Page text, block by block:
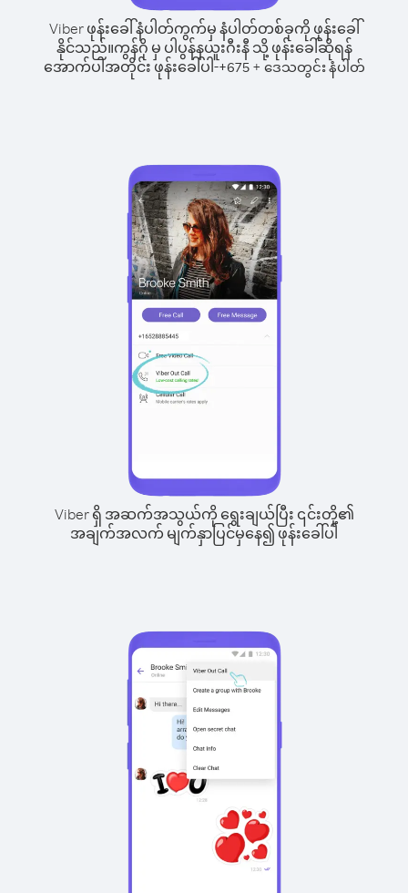
Viber ဖုန်းခေါ်နံပါတ်ကွက်မှ နံပါတ်တစ်ခုကို ဖုန်းခေါ်
နိုင်သည်။ကွန်ဂို မှ ပါပွန်နယူးဂီးနီ သို့ ဖုန်းခေါ်ဆိုရန်
အောက်ပါအတိုင်း ဖုန်းခေါ်ပါ-+675+ ဒေသတွင်း နံပါတ်
Viber ရှိ အဆက်အသွယ်ကို ရွေးချယ်ပြီး ၎င်းတို့၏
အချက်အလက် မျက်နှာပြင်မှနေ၍ ဖုန်းခေါ်ပါ